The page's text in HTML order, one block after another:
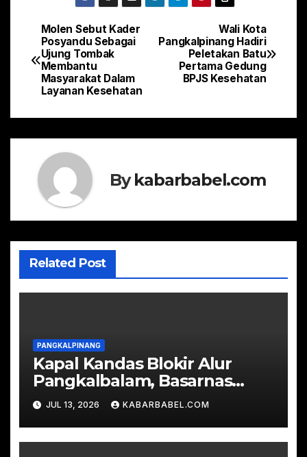
Navigasi
pos
Wali Kota
Pangkalpinang Hadiri
Peletakan Batu
Pertama Gedung
BPJS Kesehatan
Molen Sebut Kader
Posyandu Sebagai
Ujung Tombak
Membantu
Masyarakat Dalam
Layanan Kesehatan
Bykabarbabel.com
Related Post
PANGKALPINANG
Kapal Kandas Blokir Alur
Pangkalbalam, Basarnas
Evakuasi Ratusan
Penumpang
JUL 13, 2026 KABARBABEL.COM